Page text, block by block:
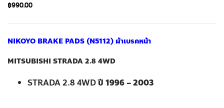
฿990.00
NIKOYO BRAKE PADS (N5112) ผ้าเบรคหน้า
MITSUBISHI STRADA 2.8 4WD
STRADA 2.8 4WDปี 1996 – 2003